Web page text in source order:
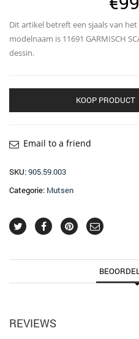
Dit artikel betreft een sjaals van
modelnaam is 11691 GARMISCH
dessin.
KOOP PRODUCT
Email to a friend
SKU:905.59.003
Categorie: Mutsen
REVIEWS